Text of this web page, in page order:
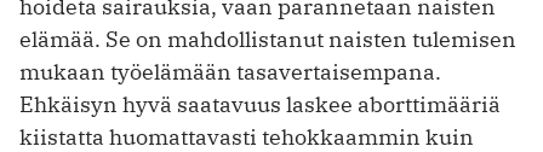
hoideta sairauksia, vaan parannetaan naisten
elämää. Se on mahdollistanut naisten tulemisen
mukaan työelämään tasavertaisempana.
Ehkäisyn hyvä saatavuus laskee aborttimääriä
kiistatta huomattavasti tehokkaammin kuin